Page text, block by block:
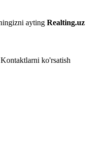
ayting Realting.uz
Kontaktlarni ko'rsatish